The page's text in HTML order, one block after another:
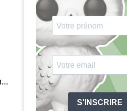
Figurine POP Mme Jumbo & Dumbo (SuperSized)
S'INSCRIRE